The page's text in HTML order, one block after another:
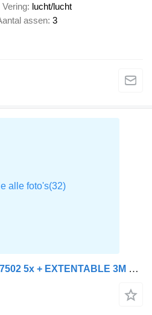
Vering lucht/lucht
assen 3
Broshuis PALFINGER 17502 5x + EXTENTABLE 3M + 3x AXLE STEERING + REMOTE +